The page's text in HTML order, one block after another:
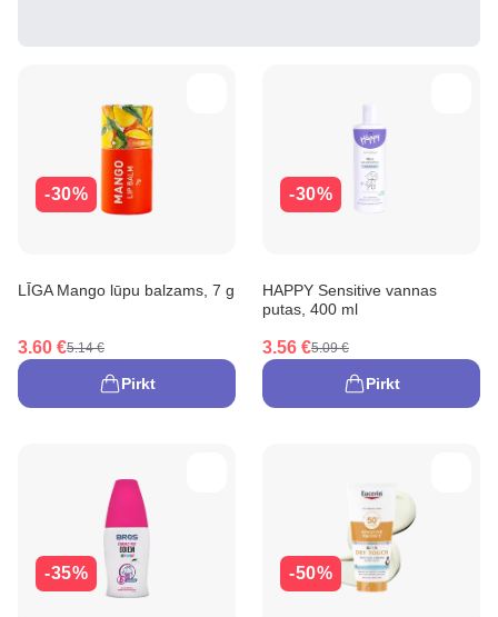
-30%
LĪGA Mango lūpu balzams, 7 g
3.60 €5.14 €
Pirkt
-30%
HAPPY Sensitive vannas
putas, 400 ml
3.56 €5.09 €
Pirkt
-35% -50%